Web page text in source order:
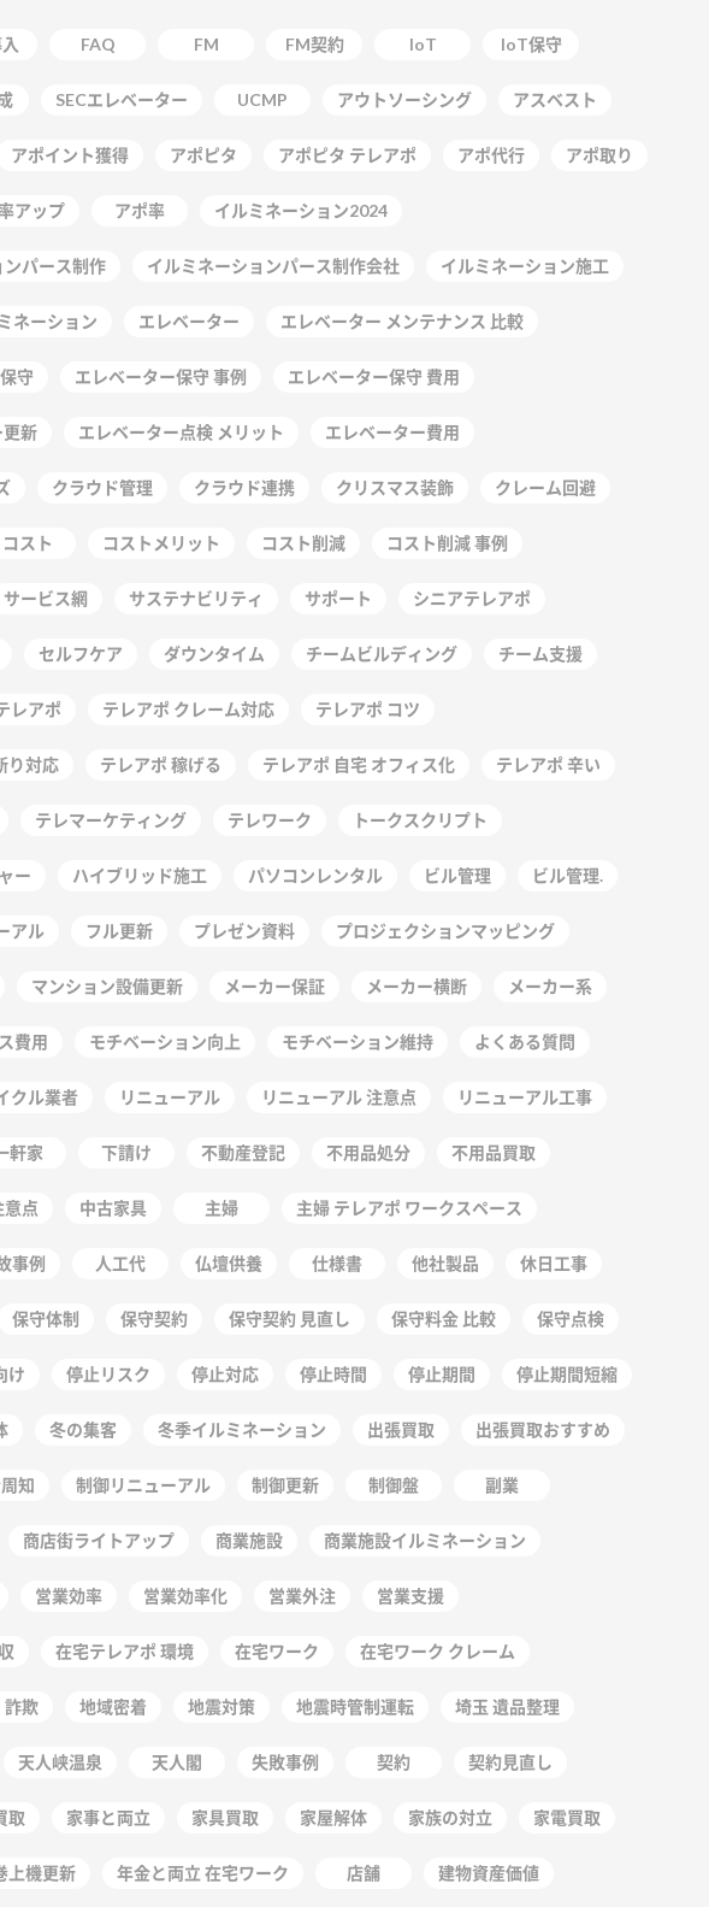
FAQ FM FM契約 IoT IoT保守
SECエレベーター UCMP アウトソーシング アスベスト
アポイント獲得 アポピタ アポピタ テレアポ アポ代行 アポ取り
アップ アポ率 イルミネーション2024
パース制作 イルミネーションパース制作会社 イルミネーション施工
ネーション エレベーター エレベーター メンテナンス 比較
守 エレベーター保守 事例 エレベーター保守 費用
更新 エレベーター点検 メリット エレベーター費用
クラウド管理 クラウド連携 クリスマス装飾 クレーム回避
コスト コストメリット コスト削減 コスト削減 事例
サービス網 サステナビリティ サポート シニアテレアポ
セルフケア ダウンタイム チームビルディング チーム支援
レアポ テレアポ クレーム対応 テレアポ コツ
り対応 テレアポ 稼げる テレアポ 自宅 オフィス化 テレアポ 辛い
テレマーケティング テレワーク トークスクリプト
ー ハイブリッド施工 パソコンレンタル ビル管理 ビル管理.
アル フル更新 プレゼン資料 プロジェクションマッピング
マンション設備更新 メーカー保証 メーカー横断 メーカー系
費用 モチベーション向上 モチベーション維持 よくある質問
クル業者 リニューアル リニューアル 注意点 リニューアル工事
軒家 下請け 不動産登記 不用品処分 不用品買取
意点 中古家具 主婦 主婦 テレアポ ワークスペース
事例 人工代 仏壇供養 仕様書 他社製品 休日工事
保守体制 保守契約 保守契約 見直し 保守料金 比較 保守点検
け 停止リスク 停止対応 停止時間 停止期間 停止期間短縮
冬の集客 冬季イルミネーション 出張買取 出張買取おすすめ
知 制御リニューアル 制御更新 制御盤 副業
商店街ライトアップ 商業施設 商業施設イルミネーション
営業効率 営業効率化 営業外注 営業支援
在宅テレアポ 環境 在宅ワーク 在宅ワーク クレーム
詐欺 地域密着 地震対策 地震時管制運転 埼玉 遺品整理
天人峡温泉 天人閣 失敗事例 契約 契約見直し
取 家事と両立 家具買取 家屋解体 家族の対立 家電買取
上機更新 年金と両立 在宅ワーク 店舗 建物資産価値